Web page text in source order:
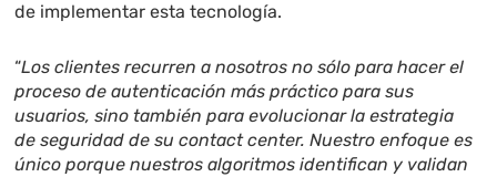
de implementar esta tecnología.
“Los clientes recurren a nosotros no sólo para hacer el
proceso de autenticación más práctico para sus
usuarios, sino también para evolucionar la estrategia
de seguridad de sucontact center. Nuestro enfoque es
único porque nuestros algoritmos identifican y validan